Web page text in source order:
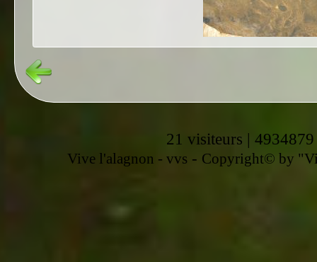
21 visiteurs | 4934879
Vive l'alagnon - vvs - Copyright© by